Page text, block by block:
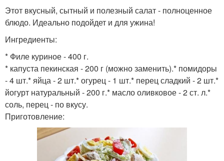
Этот вкусный, сытный и полезный салат - полноценное
блюдо. Идеально подойдет и для ужина!
Ингредиенты:
* Филе куриное - 400 г.
* капуста пекинская - 200 г (можно заменить).* помидоры
- 4 шт.* яйца - 2 шт.* огурец - 1 шт.* перец сладкий - 2 шт.*
йогурт натуральный - 200 г.* масло оливковое - 2 ст. л.*
соль, перец - по вкусу.
Приготовление: